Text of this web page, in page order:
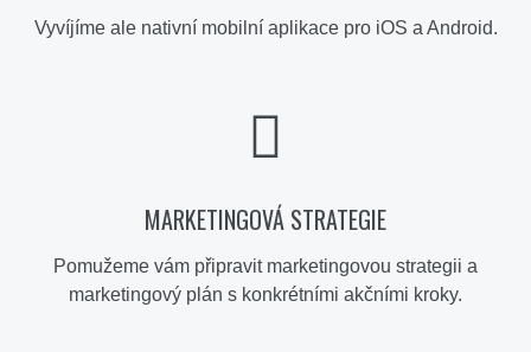
Vyvíjíme ale nativní mobilní aplikace pro iOS a Android.
MARKETINGOVÁ STRATEGIE
Pomužeme vám připravit marketingovou strategii a
marketingový plán s konkrétními akčními kroky.